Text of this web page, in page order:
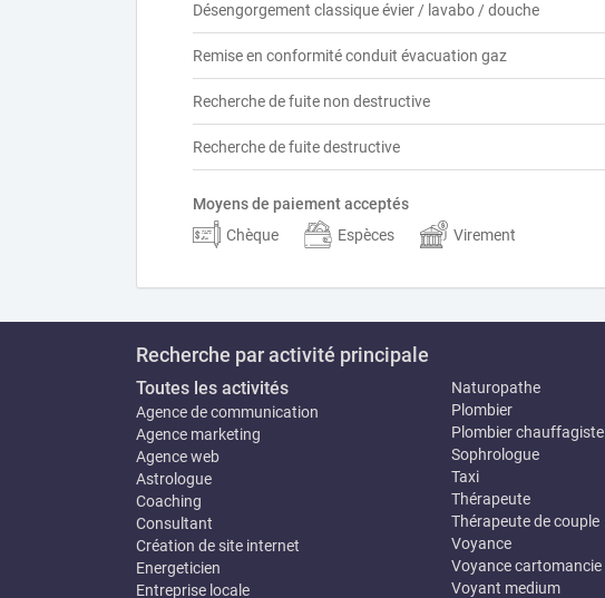
Désengorgement classique évier / lavabo / douche
Remise en conformité conduit évacuation gaz
Recherche de fuite non destructive
Recherche de fuite destructive
Moyens de paiement acceptés
Chèque
Espèces Virement
Recherche par activité principale
Toutes les activités
Agence de communication
Agence marketing
Agence web
Astrologue
Coaching
Consultant
Création de site internet
Energeticien
Entreprise locale
Naturopathe
Plombier
Plombier chauffagiste
Sophrologue
Taxi
Thérapeute
Thérapeute de couple
Voyance
Voyance cartomancie
Voyant medium